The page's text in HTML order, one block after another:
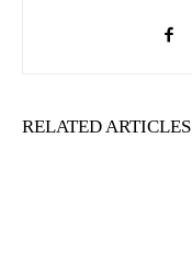
RELATED ARTICLES